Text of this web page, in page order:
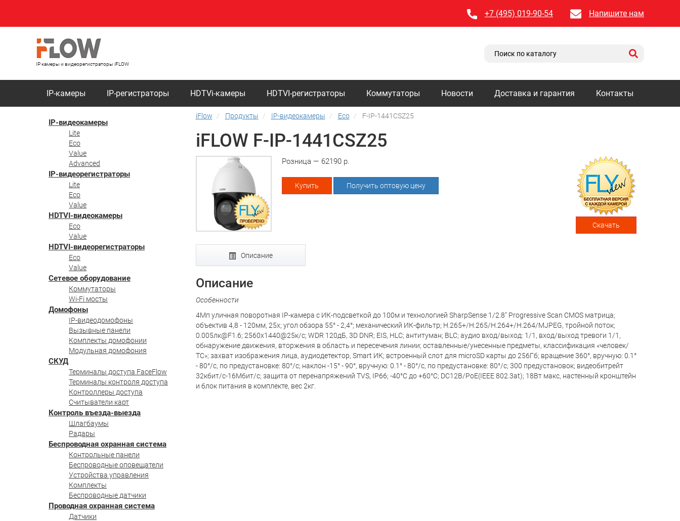
+7 (495) 019-90-54 Напишите нам
IP камеры и видеорегистраторы iFLOW
IP-камеры IP-регистраторы HDTVi-камеры HDTVI-регистраторы Коммутаторы Новости Доставка и гарантия Контакты
IP-видеокамеры
Lite
Eco
Value
Advanced
IP-видеорегистраторы
Lite
Eco
Value
HDTVI-видеокамеры
Eco
Value
HDTVI-видеорегистраторы
Eco
Value
Сетевое оборудование
Коммутаторы
Wi-Fi мосты
Домофоны
IP-видеодомофоны
Вызывные панели
Комплекты домофонии
Модульная домофония
СКУД
Терминалы доступа FaceFlow
Терминалы контроля доступа
Контроллеры доступа
Считыватели карт
Контроль въезда-выезда
Шлагбаумы
Радары
Беспроводная охранная система
Контрольные панели
Беспроводные оповещатели
Устройства управления
Комплекты
Беспроводные датчики
Проводная охранная система
Датчики
iFlow Продукты IP-видеокамеры Eco F-IP-1441CSZ25
iFLOW F-IP-1441CSZ25
Розница — 62190 р.
Купить Получить оптовую цену
Скачать
Описание
Описание
Особенности
4Мп уличная поворотная IP-камера с ИК-подсветкой до 100м и технологией SharpSense 1/2.8" Progressive Scan CMOS матрица;
объектив 4,8 - 120мм, 25x; угол обзора 55° - 2,4°; механический ИК-фильтр; H.265+/H.265/H.264+/H.264/MJPEG, тройной поток;
0.005лк@F1.6; 2560х1440@25к/с; WDR 120дБ, 3D DNR; EIS, HLC; антитуман; BLC; аудио вход/выход: 1/1, вход/выход тревоги 1/1,
обнаружение движения, вторжения в область и пересечения линии; оставленные/унесенные предметы, классификация «человек/
ТС»; захват изображения лица, аудиодетектор, Smart ИК; встроенный слот для microSD карты до 256Гб; вращение 360°, вручную: 0.1°
- 80°/с, по предустановке: 80°/с; наклон -15° - 90°, вручную: 0.1° - 80°/с, по предустановке: 80°/с; 300 предустановок; видеобитрейт
32кбит/с-16Мбит/с; защита от перенапряжений TVS, IP66; -40°C до +60°C; DC12В/PoE(IEEE 802.3at); 18Вт макс, настенный кронштейн
и блок питания в комплекте, вес 2кг.